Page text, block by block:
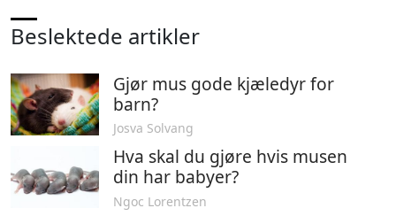
Beslektede artikler
Gjør mus gode kjæledyr for
barn?
Josva Solvang
Hva skal du gjøre hvis musen
din har babyer?
Ngoc Lorentzen